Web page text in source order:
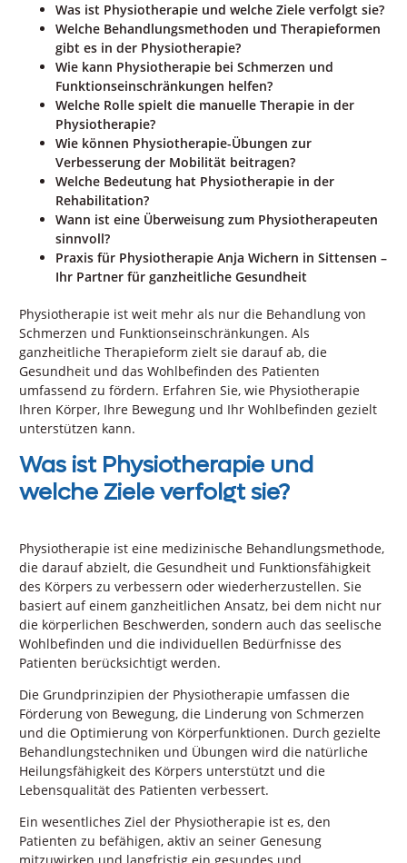
Was ist Physiotherapie und welche Ziele verfolgt sie?
Welche Behandlungsmethoden und Therapieformen
gibt es in der Physiotherapie?
Wie kann Physiotherapie bei Schmerzen und
Funktionseinschränkungen helfen?
Welche Rolle spielt die manuelle Therapie in der
Physiotherapie?
Wie können Physiotherapie-Übungen zur
Verbesserung der Mobilität beitragen?
Welche Bedeutung hat Physiotherapie in der
Rehabilitation?
Wann ist eine Überweisung zum Physiotherapeuten
sinnvoll?
Praxis für Physiotherapie Anja Wichern in Sittensen –
Ihr Partner für ganzheitliche Gesundheit
Physiotherapie ist weit mehr als nur die Behandlung von
Schmerzen und Funktionseinschränkungen. Als
ganzheitliche Therapieform zielt sie darauf ab, die
Gesundheit und das Wohlbefinden des Patienten
umfassend zu fördern. Erfahren Sie, wie Physiotherapie
Ihren Körper, Ihre Bewegung und Ihr Wohlbefinden gezielt
unterstützen kann.
Was ist Physiotherapie und
welche Ziele verfolgt sie?
Physiotherapie ist eine medizinische Behandlungsmethode,
die darauf abzielt, die Gesundheit und Funktionsfähigkeit
des Körpers zu verbessern oder wiederherzustellen. Sie
basiert auf einem ganzheitlichen Ansatz, bei dem nicht nur
die körperlichen Beschwerden, sondern auch das seelische
Wohlbefinden und die individuellen Bedürfnisse des
Patienten berücksichtigt werden.
Die Grundprinzipien der Physiotherapie umfassen die
Förderung von Bewegung, die Linderung von Schmerzen
und die Optimierung von Körperfunktionen. Durch gezielte
Behandlungstechniken und Übungen wird die natürliche
Heilungsfähigkeit des Körpers unterstützt und die
Lebensqualität des Patienten verbessert.
Ein wesentliches Ziel der Physiotherapie ist es, den
Patienten zu befähigen, aktiv an seiner Genesung